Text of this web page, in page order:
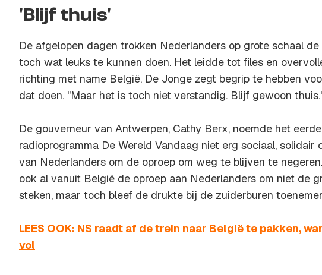
'Blijf thuis'
De afgelopen dagen trokken Nederlanders op grote schaal
toch wat leuks te kunnen doen. Het leidde tot files en
richting met name België. De Jonge zegt begrip te hebben
dat doen. "Maar het is toch niet verstandig. Blijf gewoon
De gouverneur van Antwerpen, Cathy Berx, noemde het
radioprogramma De Wereld Vandaag niet erg sociaal, solidair
van Nederlanders om de oproep om weg te blijven te
ook al vanuit België de oproep aan Nederlanders om niet de
steken, maar toch bleef de drukte bij de zuiderburen
LEES OOK: NS raadt af de trein naar België te pakken,
vol